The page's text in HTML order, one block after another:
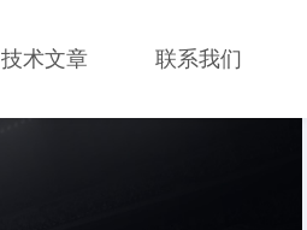
技术文章 联系我们